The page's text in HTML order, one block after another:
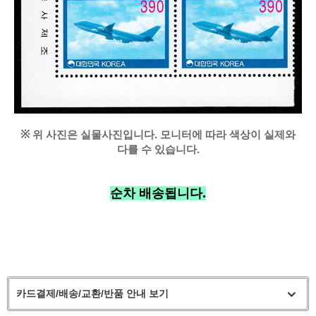
※ 위 사진은 실물사진입니다. 모니터에 따라 색상이 실제와
다를 수 있습니다.
순차 배송됩니다.
카드결제/배송/교환/반품 안내 보기